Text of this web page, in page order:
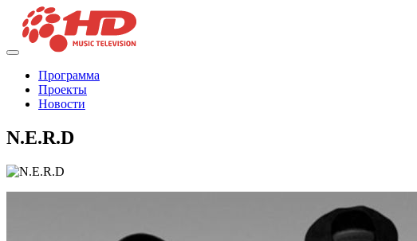
Программа
Проекты
Новости
N.E.R.D